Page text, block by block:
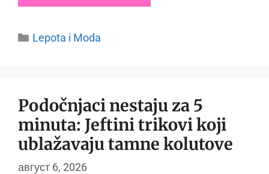
Categories
Lepota i Moda
Podočnjaci nestaju za 5
minuta: Jeftini trikovi koji
ublažavaju tamne kolutove
август 6, 2026